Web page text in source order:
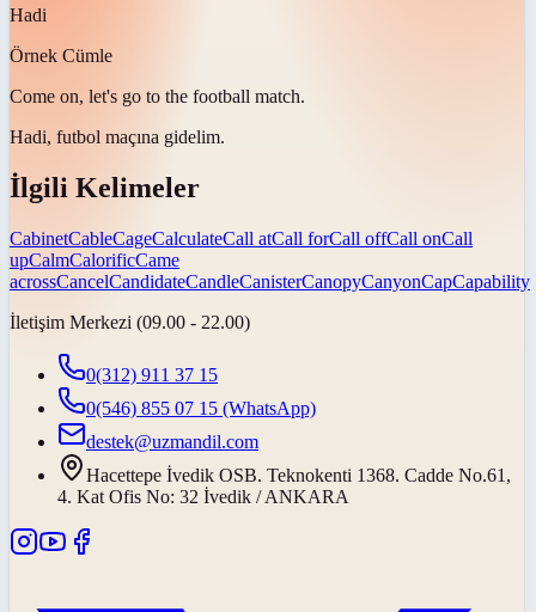
Hadi
Örnek Cümle
Come on, let's go to the football match.
Hadi, futbol maçına gidelim.
İlgili Kelimeler
CabinetCableCageCalculateCall atCall forCall offCall onCall
upCalmCalorificCame
acrossCancelCandidateCandleCanisterCanopyCanyonCapCapability
İletişim Merkezi (09.00 - 22.00)
0(312) 911 37 15
0(546) 855 07 15 (WhatsApp)
destek@uzmandil.com
Hacettepe İvedik OSB. Teknokenti 1368. Cadde No.61,
4. Kat Ofis No: 32 İvedik / ANKARA